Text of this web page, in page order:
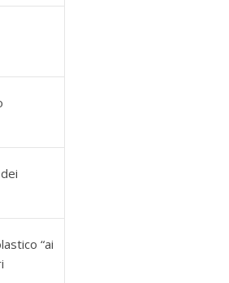
“ai